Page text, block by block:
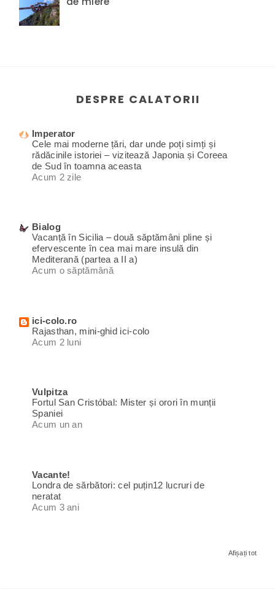
DESPRE CALATORII
Imperator
Cele mai moderne țări, dar unde poți simți și
rădăcinile istoriei – vizitează Japonia și Coreea
de Sud în toamna aceasta
Acum 2 zile
Bialog
Vacanță în Sicilia – două săptămâni pline și
efervescente în cea mai mare insulă din
Mediterană (partea a II a)
Acum o săptămână
ici-colo.ro
Rajasthan, mini-ghid ici-colo
Acum 2 luni
Vulpitza
Fortul San Cristóbal: Mister și orori în munții
Spaniei
Acum un an
Vacante!
Londra de sărbători: cel puțin12 lucruri de
neratat
Acum 3 ani
Afișați tot